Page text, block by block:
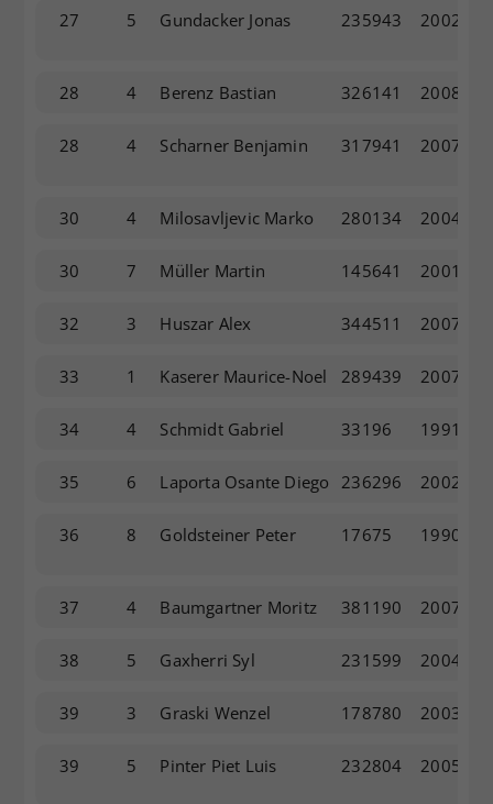
27 5 Gundacker Jonas 235943 2002
28 4 Berenz Bastian 326141 2008
28 4 Scharner Benjamin 317941 2007
30 4 Milosavljevic Marko 280134 2004
30 7 Müller Martin 145641 2001
32 3 Huszar Alex 344511 2007
33 1 Kaserer Maurice-Noel 289439 2007
34 4 Schmidt Gabriel 33196 1991
35 6 Laporta Osante Diego 236296 2002
36 8 Goldsteiner Peter 17675 1990
37 4 Baumgartner Moritz 381190 2007
38 5 Gaxherri Syl 231599 2004
39 3 Graski Wenzel 178780 2003
39 5 Pinter Piet Luis 232804 2005